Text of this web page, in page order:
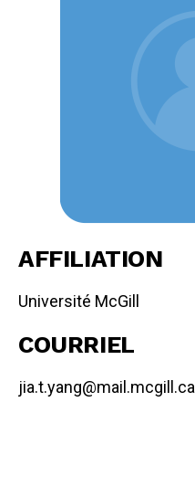
AFFILIATION
Université McGill
COURRIEL
jia.t.yang@mail.mcgill.ca